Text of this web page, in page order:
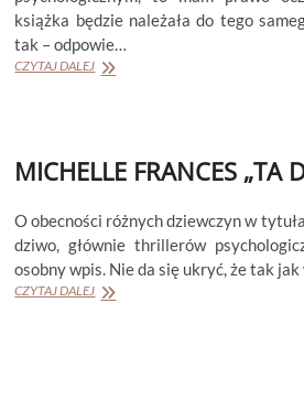
książka będzie należała do tego
tak – odpowie…
CZYTAJ DALEJMICHELLE
MICHELLE FRANCES „TA
O obecności różnych dziewczyn w
dziwo, głównie thrillerów
osobny wpis. Nie da się ukryć, że tak
CZYTAJ DALEJMICHELLE